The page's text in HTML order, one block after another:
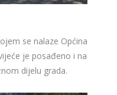
se nalaze Općina
je posađeno i na
dijelu grada.